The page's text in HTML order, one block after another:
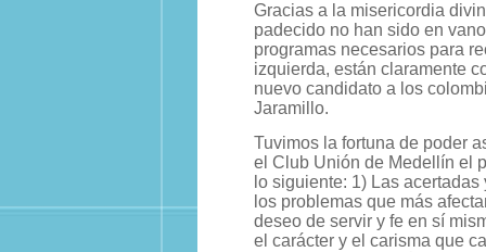
Gracias a la misericordia
padecido no han sido en
programas necesarios para
izquierda, están claramente
nuevo candidato a los
Jaramillo.
Tuvimos la fortuna de poder
el Club Unión de Medellín el
lo siguiente: 1) Las
los problemas que más
deseo de servir y fe en sí
el carácter y el carisma que